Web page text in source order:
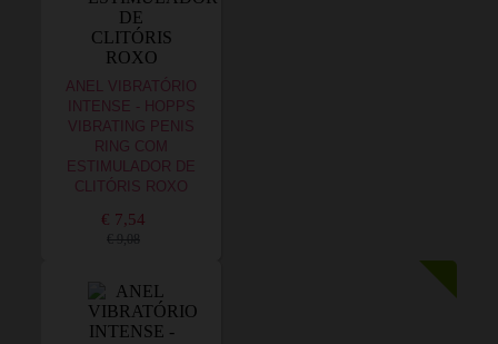
ANEL VIBRATÓRIO
INTENSE - HOPPS
VIBRATING PENIS
RING COM
ESTIMULADOR DE
CLITÓRIS ROXO
€ 7,54
€ 9,08